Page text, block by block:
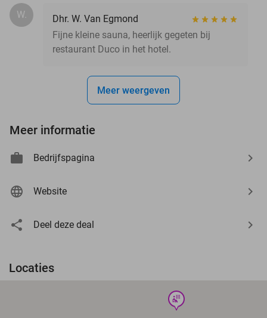
W.
Dhr. W. Van Egmond
Fijne kleine sauna, heerlijk gegeten bij
restaurant Duco in het hotel.
Meer weergeven
Meer informatie
Bedrijfspagina
Website
Deel deze deal
Locaties
wellness